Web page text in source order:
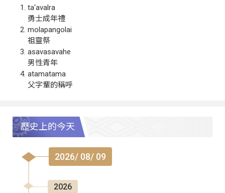
ta‘avalra
勇士成年禮
molapangolai
祖靈祭
asavasavahe
男性青年
atamatama
父字輩的稱呼
歷史上的今天
2026/ 08/ 09
2026